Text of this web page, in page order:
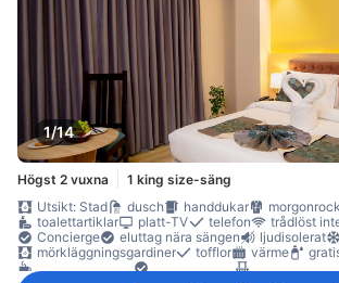
1/14
Högst 2 vuxna
1 king size-säng
Utsikt: Stad
dusch handdukar
toalettartiklar
platt-TV telefon
trådlöst
Concierge
eluttag nära sängen ljudisolerat
mörkläggningsgardiner
tofflor värme
kaffe-/tekokare
Vattenkokare
balkong/